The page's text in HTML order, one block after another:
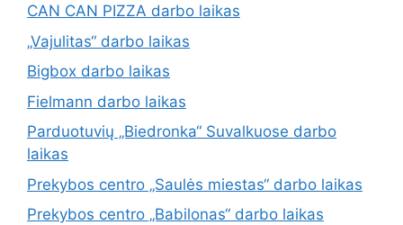
CAN CAN PIZZA darbo laikas
„Vajulitas“ darbo laikas
Bigbox darbo laikas
Fielmann darbo laikas
Parduotuvių „Biedronka“ Suvalkuose darbo
laikas
Prekybos centro „Saulės miestas“ darbo laikas
Prekybos centro „Babilonas“ darbo laikas